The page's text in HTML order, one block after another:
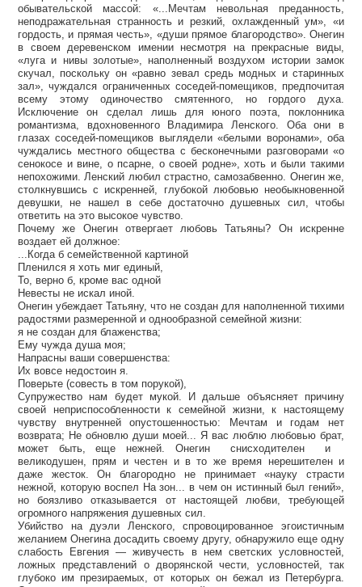
обывательской массой: «...Мечтам невольная преданность,
неподражательная странность и резкий, охлажденный ум», «и
гордость, и прямая честь», «души прямое благородство». Онегин
в своем деревенском имении несмотря на прекрасные виды,
«луга и нивы золотые», наполненный воздухом истории замок
скучал, поскольку он «равно зевал средь модных и старинных
зал», чуждался ограниченных соседей-помещиков, предпочитая
всему этому одиночество смятенного, но гордого духа.
Исключение он сделал лишь для юного поэта, поклонника
романтизма, вдохновенного Владимира Ленского. Оба они в
глазах соседей-помещиков выглядели «белыми воронами», оба
чуждались местного общества с бесконечными разговорами «о
сенокосе и вине, о псарне, о своей родне», хоть и были такими
непохожими. Ленский любил страстно, самозабвенно. Онегин же,
столкнувшись с искренней, глубокой любовью необыкновенной
девушки, не нашел в себе достаточно душевных сил, чтобы
ответить на это высокое чувство.
Почему же Онегин отвергает любовь Татьяны? Он искренне
воздает ей должное:
...Когда б семейственной картиной
Пленился я хоть миг единый,
То, верно б, кроме вас одной
Невесты не искал иной.
Онегин убеждает Татьяну, что не создан для наполненной тихими
радостями размеренной и однообразной семейной жизни:
я не создан для блаженства;
Ему чужда душа моя;
Напрасны ваши совершенства:
Их вовсе недостоин я.
Поверьте (совесть в том порукой),
Супружество нам будет мукой. И дальше объясняет причину
своей неприспособленности к семейной жизни, к настоящему
чувству внутренней опустошенностью: Мечтам и годам нет
возврата; Не обновлю души моей... Я вас люблю любовью брат,
может быть, еще нежней. Онегин снисходителен и
великодушен, прям и честен и в то же время нерешителен и
даже жесток. Он благородно не принимает «науку страсти
нежной, которую воспел На зон... в чем он истинный был гений»,
но боязливо отказывается от настоящей любви, требующей
огромного напряжения душевных сил.
Убийство на дуэли Ленского, спровоцированное эгоистичным
желанием Онегина досадить своему другу, обнаружило еще одну
слабость Евгения — живучесть в нем светских условностей,
ложных представлений о дворянской чести, условностей, так
глубоко им презираемых, от которых он бежал из Петербурга.